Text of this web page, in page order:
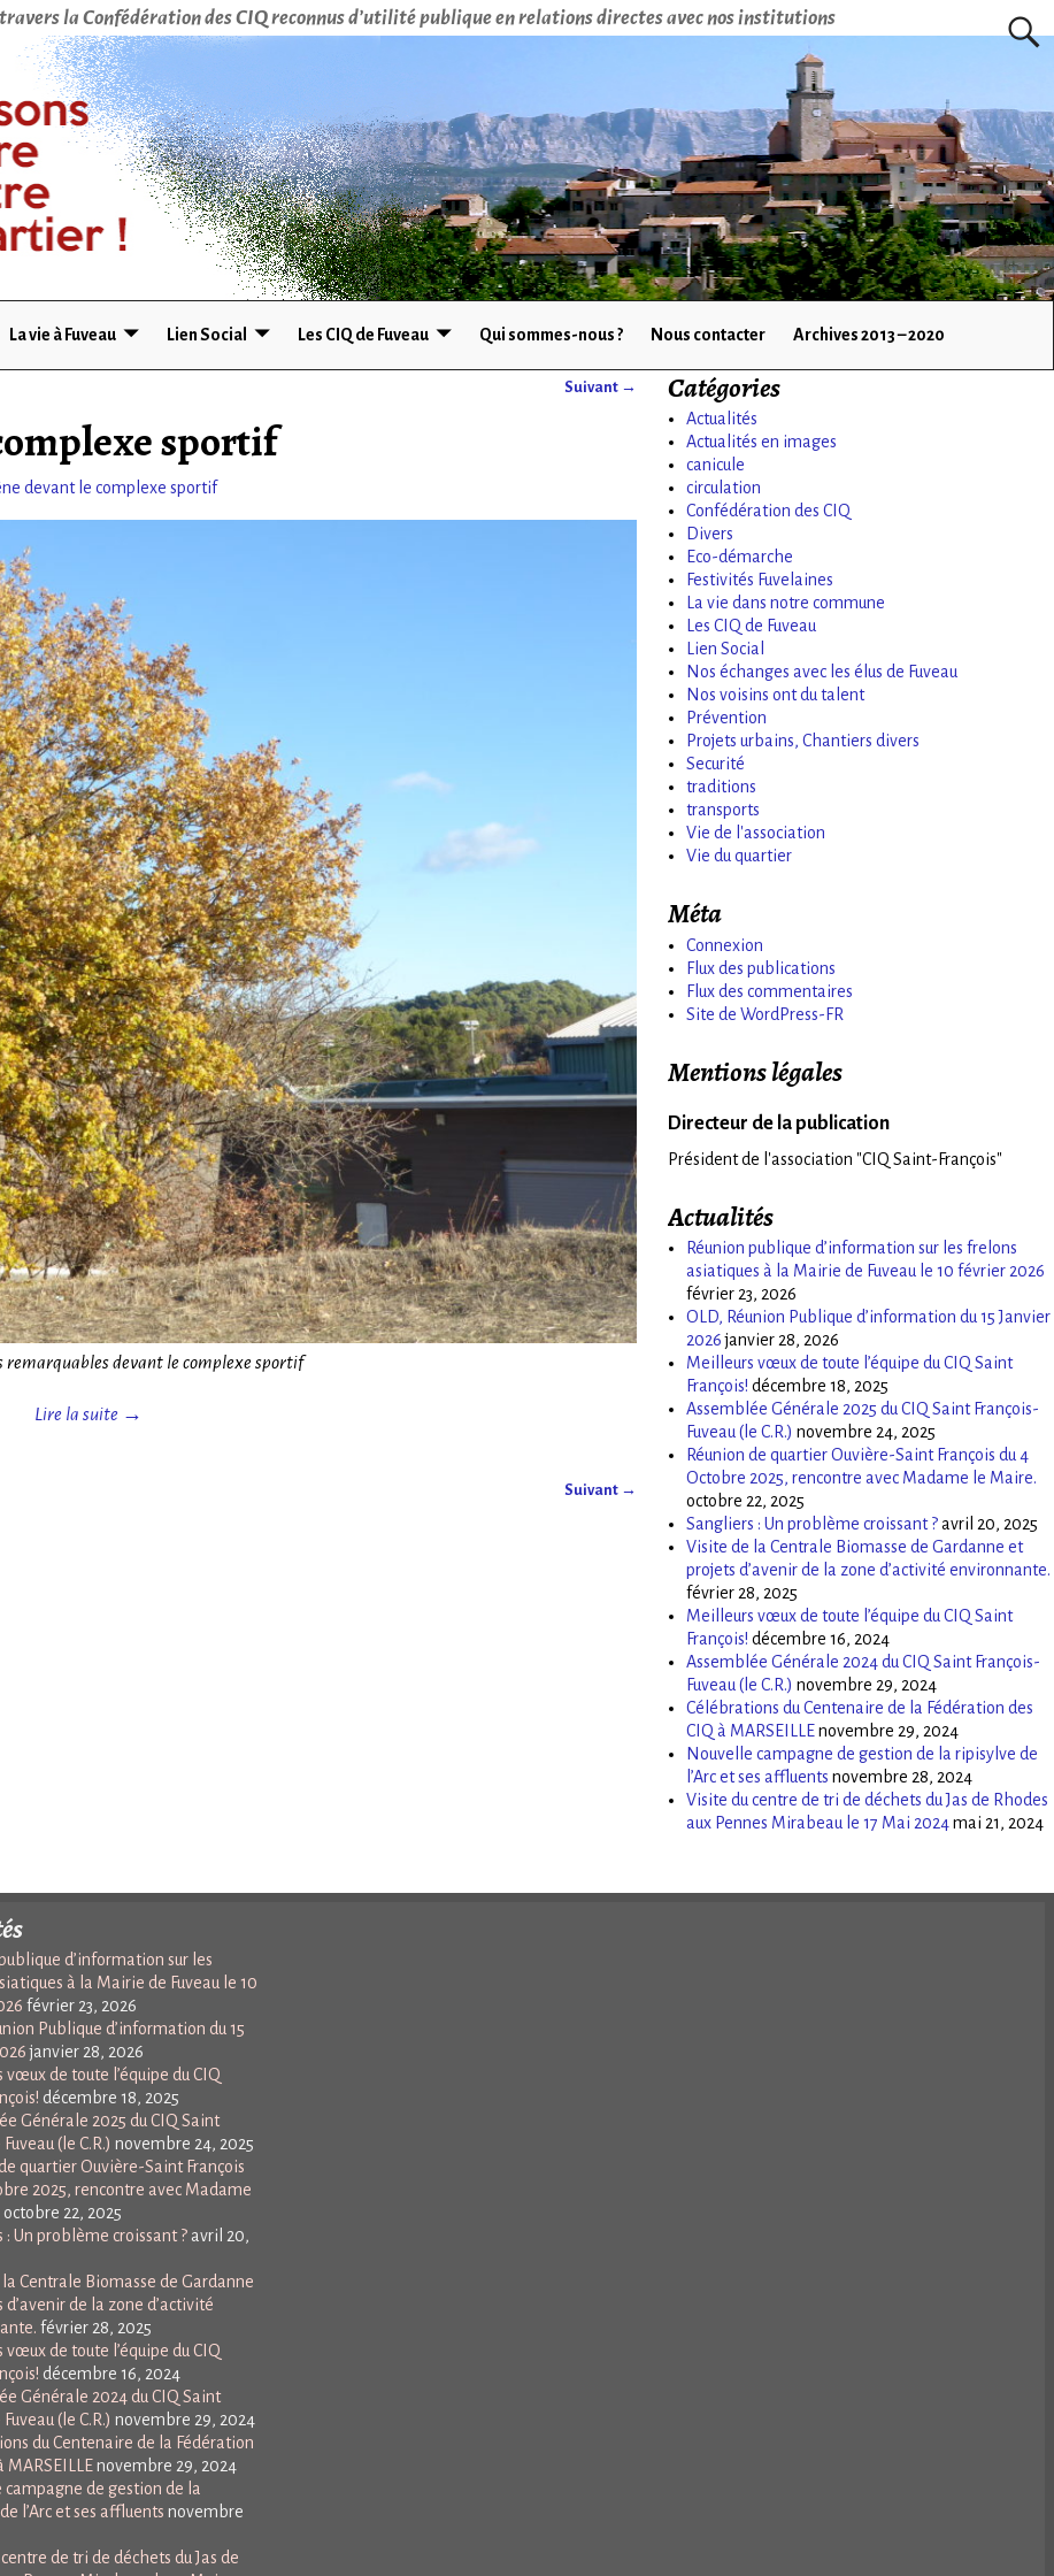
la Confédération des CIQ reconnus d’utilité publique en relations directes avec nos institutions
La vie à Fuveau Lien Social Les CIQ de Fuveau Qui sommes-nous ? Nous contacter Archives 2013 – 2020
Suivant →
sportif
devant le complexe sportif
remarquables devant le complexe sportif
Lire la suite →
Suivant →
Catégories
Actualités
Actualités en images
canicule
circulation
Confédération des CIQ
Divers
Eco-démarche
Festivités Fuvelaines
La vie dans notre commune
Les CIQ de Fuveau
Lien Social
Nos échanges avec les élus de Fuveau
Nos voisins ont du talent
Prévention
Projets urbains, Chantiers divers
Securité
traditions
transports
Vie de l'association
Vie du quartier
Méta
Connexion
Flux des publications
Flux des commentaires
Site de WordPress-FR
Mentions légales
Directeur de la publication
Président de l'association "CIQ Saint-François"
Actualités
Réunion publique d’information sur les frelons
asiatiques à la Mairie de Fuveau le 10 février 2026
février 23, 2026
OLD, Réunion Publique d’information du 15 Janvier
2026 janvier 28, 2026
Meilleurs vœux de toute l’équipe du CIQ Saint
François! décembre 18, 2025
Assemblée Générale 2025 du CIQ Saint François-
Fuveau (le C.R.) novembre 24, 2025
Réunion de quartier Ouvière-Saint François du 4
Octobre 2025, rencontre avec Madame le Maire.
octobre 22, 2025
Sangliers : Un problème croissant ?avril 20, 2025
Visite de la Centrale Biomasse de Gardanne et
projets d’avenir de la zone d’activité environnante.
février 28, 2025
Meilleurs vœux de toute l’équipe du CIQ Saint
François! décembre 16, 2024
Assemblée Générale 2024 du CIQ Saint François-
Fuveau (le C.R.) novembre 29, 2024
Célébrations du Centenaire de la Fédération des
CIQ à MARSEILLEnovembre 29, 2024
Nouvelle campagne de gestion de la ripisylve de
l’Arc et ses affluents novembre 28, 2024
Visite du centre de tri de déchets du Jas de Rhodes
aux Pennes Mirabeau le 17 Mai 2024mai 21, 2024
d’information sur les
à la Mairie de Fuveau le 10
février 23, 2026
Publique d’information du 15
janvier 28, 2026
vœux de toute l’équipe du CIQ
décembre 18, 2025
Générale 2025 du CIQ Saint
(le C.R.) novembre 24, 2025
quartier Ouvière-Saint François
2025, rencontre avec Madame
octobre 22, 2025
: Un problème croissant ? avril 20,
Centrale Biomasse de Gardanne
d’avenir de la zone d’activité
février 28, 2025
vœux de toute l’équipe du CIQ
décembre 16, 2024
Générale 2024 du CIQ Saint
(le C.R.) novembre 29, 2024
du Centenaire de la Fédération
MARSEILLE novembre 29, 2024
campagne de gestion de la
l’Arc et ses affluents novembre
de tri de déchets du Jas de